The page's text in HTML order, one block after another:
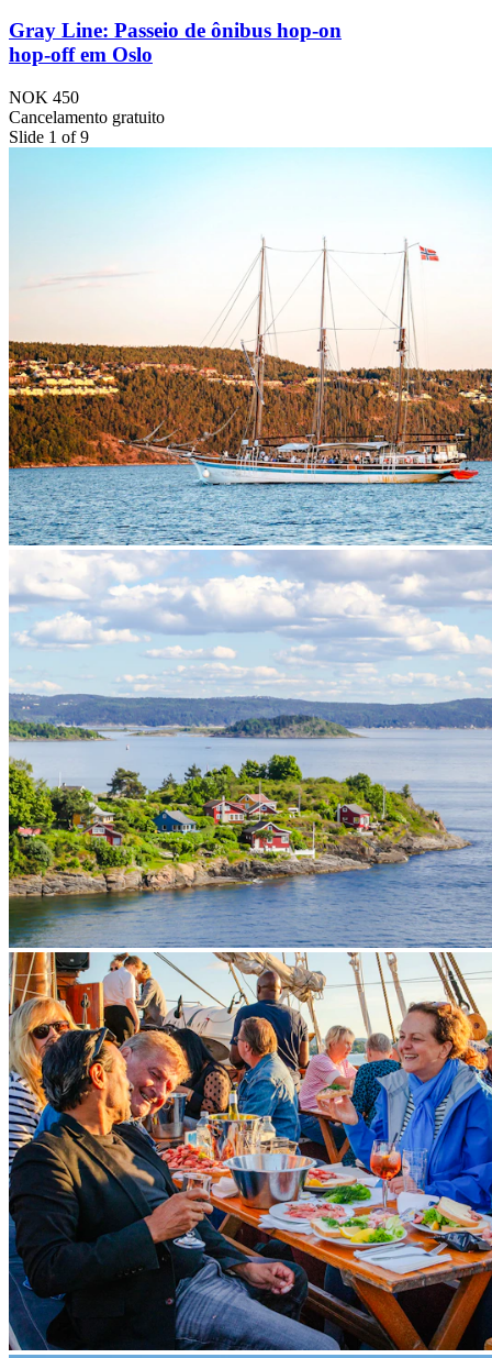
Gray Line: Passeio de ônibus hop-on
hop-off em Oslo
NOK 450
Cancelamento gratuito
Slide 1 of 9